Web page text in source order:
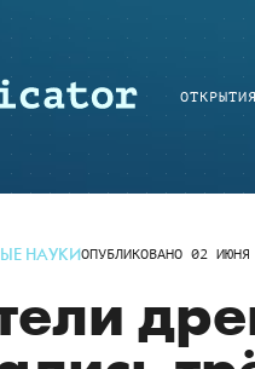
НАУКИОПУБЛИКОВАНО 02